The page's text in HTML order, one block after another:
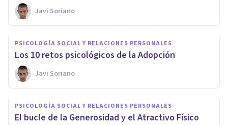
Javi Soriano
PSICOLOGÍA SOCIAL Y RELACIONES PERSONALES
Los 10 retos psicológicos de la Adopción
Javi Soriano
PSICOLOGÍA SOCIAL Y RELACIONES PERSONALES
El bucle de la Generosidad y el Atractivo Físico